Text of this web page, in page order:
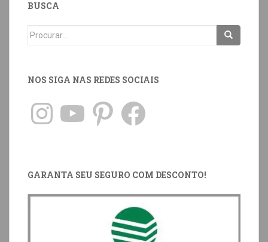
BUSCA
NOS SIGA NAS REDES SOCIAIS
GARANTA SEU SEGURO COM DESCONTO!